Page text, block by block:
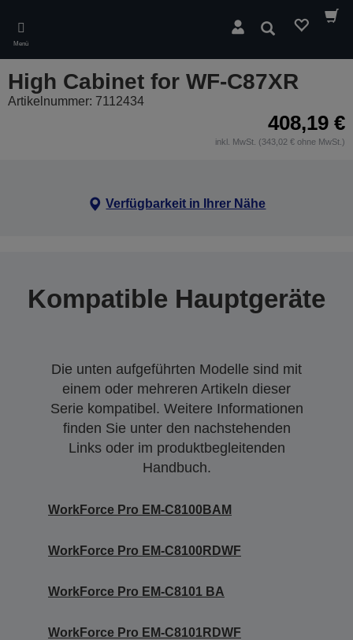
main
content
Menü
Suchen
High Cabinet for WF-C87XR
Artikelnummer: 7112434
408,19 €
inkl. MwSt. (343,02 € ohne MwSt.)
Verfügbarkeit in Ihrer Nähe
Kompatible Hauptgeräte
Die unten aufgeführten Modelle sind mit
einem oder mehreren Artikeln dieser
Serie kompatibel. Weitere Informationen
finden Sie unter den nachstehenden
Links oder im produktbegleitenden
Handbuch.
WorkForce Pro EM-C8100BAM
WorkForce Pro EM-C8100RDWF
WorkForce Pro EM-C8101 BA
WorkForce Pro EM-C8101RDWF